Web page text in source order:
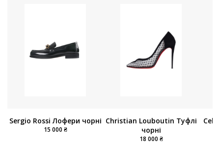
Sergio Rossi Лофери чорні
15 000 ₴
Christian Louboutin Туфлі
чорні
18 000 ₴